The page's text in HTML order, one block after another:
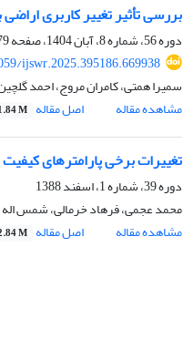
بررسی تأثیر تغییر کاربری
دوره 56، شماره 8، آبان 1404، صفحه
ijswr.2025.395186.669938
سمیرا همتی، کامران مروج، احمد
مشاهده مقاله
اصل مقاله M
تغییرات برخی پارامترهای
دوره 39، شماره 1، اسفند 1388
محمد عجمی، فرهاد خرمالی، شمس اله
مشاهده مقاله
اصل مقاله M